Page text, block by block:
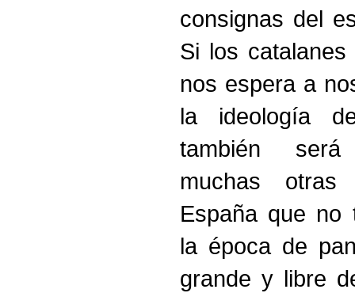
consignas del
Si los
nos espera a
la ideología
también
muchas
España que no
la época de
grande y libre